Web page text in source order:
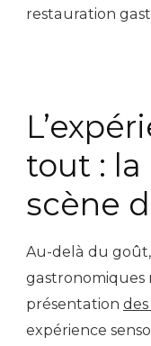
restauration
tout :
scène
Au-delà du
gastronomiques
présentation
expérience